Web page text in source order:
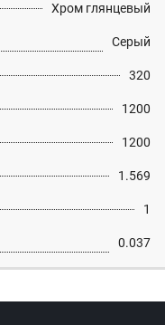
Хром глянцевый
Серый
320
1200
1200
1.569
1
0.037